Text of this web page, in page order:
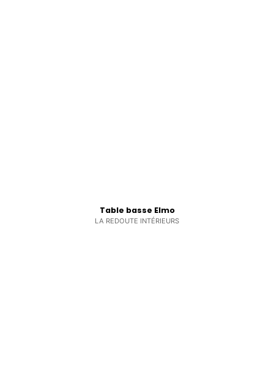
Table basse Elmo
LA REDOUTE INTÉRIEURS